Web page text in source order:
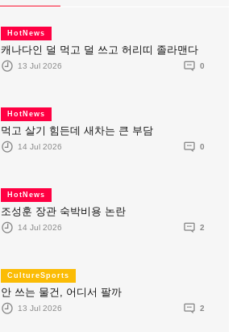
HotNews
캐나다인 덜 먹고 덜 쓰고 허리띠 졸라맨다
13 Jul 2026 0
HotNews
먹고 살기 힘든데 새차는 큰 부담
14 Jul 2026 0
HotNews
조성훈 장관 숙박비용 논란
14 Jul 2026 2
CultureSports
안 쓰는 물건, 어디서 팔까
13 Jul 2026 2